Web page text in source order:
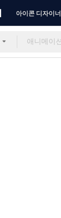
아이콘 디자이너